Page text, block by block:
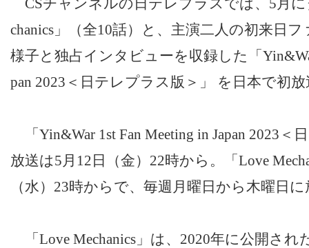
CSチャンネルの日テレプラスでは、5月に
chanics」（全10話）と、主演二人の初来日
様子と独占インタビューを収録した「
pan 2023＜日テレプラス版＞」 を日本で初
「Yin&War 1st Fan Meeting in Japan 2023＜
放送は5月12日（金）22時から。「Love
（水）23時からで、毎週月曜日から木曜日
「Love Mechanics」は、2020年に公開さ